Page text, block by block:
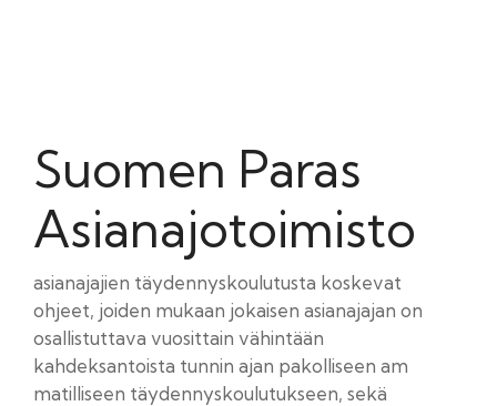
Suomen Paras
Asianajotoimisto
asianajajien täydennyskoulutusta koskevat
ohjeet, joiden mukaan jokaisen asianajajan on
osallistuttava vuosittain vähintään
kahdeksantoista tunnin ajan pakolliseen am
matilliseen täydennyskoulutukseen, sekä